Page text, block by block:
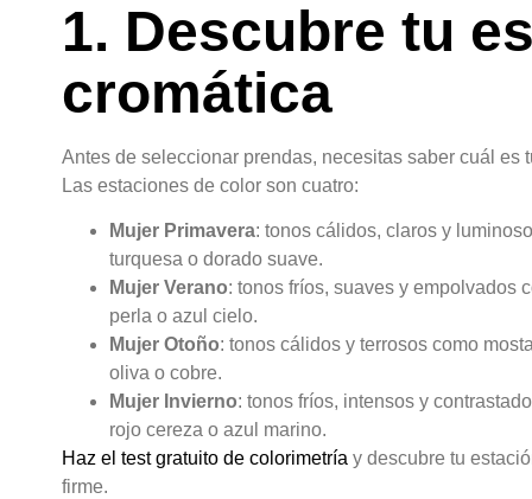
1. Descubre tu
cromática
Antes de seleccionar prendas, necesitas saber cuál es
Las estaciones de color son cuatro:
Mujer Primavera: tonos cálidos, claros y
turquesa o dorado suave.
Mujer Verano: tonos fríos, suaves y empolvados
perla o azul cielo.
Mujer Otoño: tonos cálidos y terrosos como
oliva o cobre.
Mujer Invierno: tonos fríos, intensos y
rojo cereza o azul marino.
Haz el test gratuito de colorimetría y descubre tu
firme.